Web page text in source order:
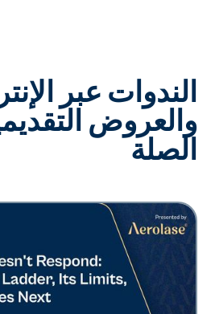
الندوات عبر
والعروض
الصلة